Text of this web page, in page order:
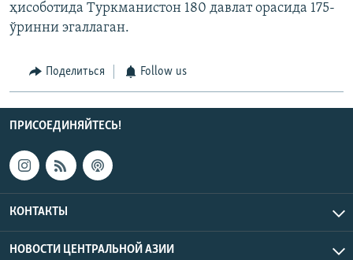
ҳисоботида Туркманистон 180 давлат орасида 175-
ўринни эгаллаган.
Поделиться Follow us
ПРИСОЕДИНЯЙТЕСЬ!
КОНТАКТЫ
НОВОСТИ ЦЕНТРАЛЬНОЙ АЗИИ